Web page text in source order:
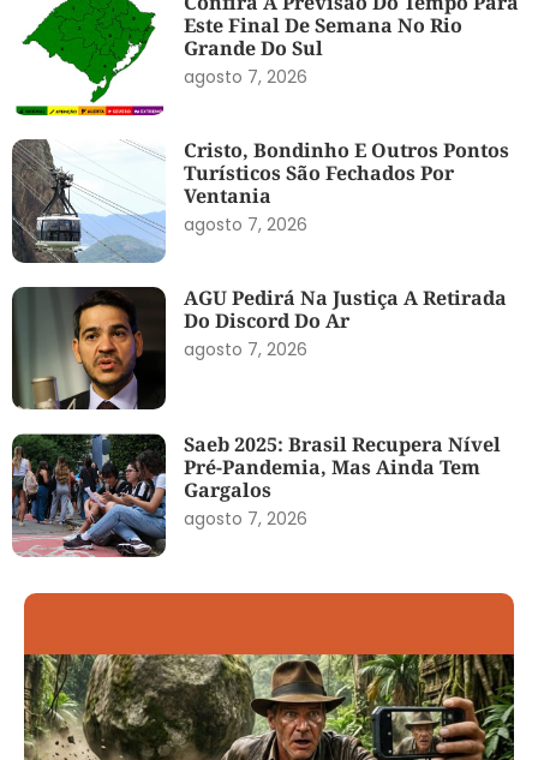
Este Final De Semana No Rio
Grande Do Sul
agosto 7, 2026
Cristo, Bondinho E Outros Pontos
Turísticos São Fechados Por
Ventania
agosto 7, 2026
AGU Pedirá Na Justiça A Retirada
Do Discord Do Ar
agosto 7, 2026
Saeb 2025: Brasil Recupera Nível
Pré-Pandemia, Mas Ainda Tem
Gargalos
agosto 7, 2026